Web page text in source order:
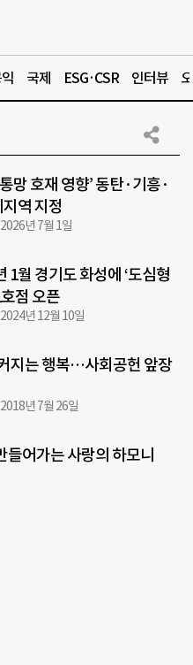
국제 ESG·CSR 인터뷰
망 호재 영향’ 동탄·기흥·
역 지정
2026년 7월 1일
1월 경기도 화성에 ‘도심형
점 오픈
2024년 12월 10일
지는 행복…사회공헌 앞장
2018년 7월 26일
들어가는 사랑의 하모니